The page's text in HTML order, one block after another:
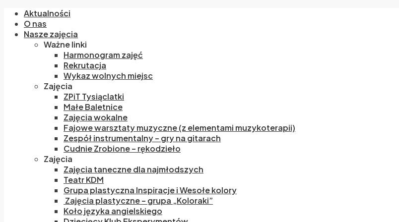
Aktualności
O nas
Nasze zajęcia
Ważne linki
Harmonogram zajęć
Rekrutacja
Wykaz wolnych miejsc
Zajęcia
ZPiT Tysiąclatki
Małe Baletnice
Zajęcia wokalne
Fajowe warsztaty muzyczne (z elementami muzykoterapii)
Zespół instrumentalny – gry na gitarach
Cudnie Zrobione – rękodzieło
Zajęcia
Zajęcia taneczne dla najmłodszych
Teatr KDM
Grupa plastyczna Inspiracje i Wesołe kolory
Zajęcia plastyczne – grupa „Koloraki”
Koło języka angielskiego